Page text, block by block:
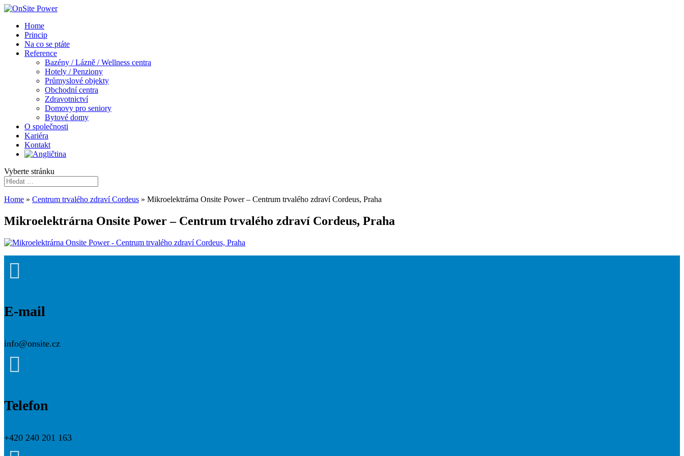
Home
Princip
Na co se ptáte
Reference
Bazény / Lázně / Wellness centra
Hotely / Penziony
Průmyslové objekty
Obchodní centra
Zdravotnictví
Domovy pro seniory
Bytové domy
O společnosti
Kariéra
Kontakt
Vyberte stránku
Home » Centrum trvalého zdraví Cordeus » Mikroelektrárna Onsite Power – Centrum trvalého zdraví Cordeus, Praha
Mikroelektrárna Onsite Power – Centrum trvalého zdraví Cordeus, Praha

E-mail
info@onsite.cz

Telefon
+420 240 201 163